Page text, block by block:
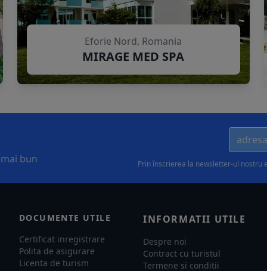
Eforie Nord, Romania
MIRAGE MED SPA
bun Prin înscrierea la newsletter-ul nostru
DOCUMENTE UTILE
Certificat inregistrare
Polita de asigurare
Licenta de turism
INFORMATII UTILE
Despre noi
Contract cu turistul
Termene si conditii